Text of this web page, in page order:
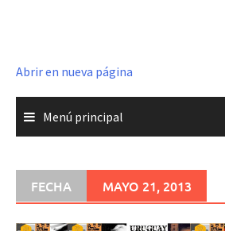
Abrir en nueva página
Menú principal
FECHA MAYO 21, 2013